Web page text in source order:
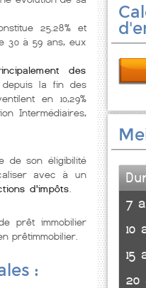
25.28% et
30 à 59 ans, eux
des
la fin des
en 10,29%
Intermédiaires,
de son éligibilité
avec à un
d'impôts
prêt immobilier
prêtimmobilier.
:
7
10
15
20